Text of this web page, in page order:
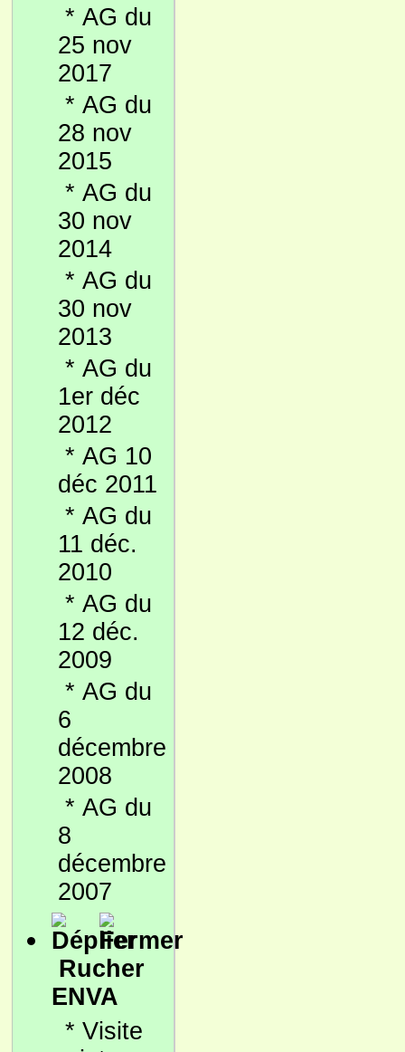
* AG du
25 nov
2017
* AG du
28 nov
2015
* AG du
30 nov
2014
* AG du
30 nov
2013
* AG du
1er déc
2012
* AG 10
déc 2011
* AG du
11 déc.
2010
* AG du
12 déc.
2009
* AG du
6
décembre
2008
* AG du
8
décembre
2007
Rucher
ENVA
* Visite